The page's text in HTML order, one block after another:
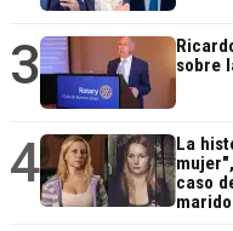
3
sobre
4
La
caso
marido